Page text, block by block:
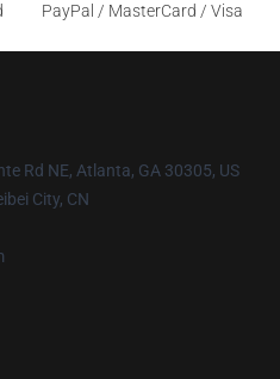
PayPal / MasterCard / Visa
Rd NE, Atlanta, GA 30305, US
City, CN